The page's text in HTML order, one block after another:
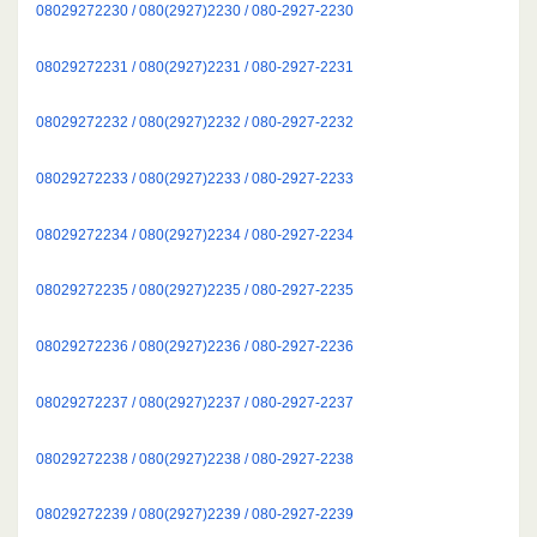
08029272230 / 080(2927)2230 / 080-2927-2230
08029272231 / 080(2927)2231 / 080-2927-2231
08029272232 / 080(2927)2232 / 080-2927-2232
08029272233 / 080(2927)2233 / 080-2927-2233
08029272234 / 080(2927)2234 / 080-2927-2234
08029272235 / 080(2927)2235 / 080-2927-2235
08029272236 / 080(2927)2236 / 080-2927-2236
08029272237 / 080(2927)2237 / 080-2927-2237
08029272238 / 080(2927)2238 / 080-2927-2238
08029272239 / 080(2927)2239 / 080-2927-2239